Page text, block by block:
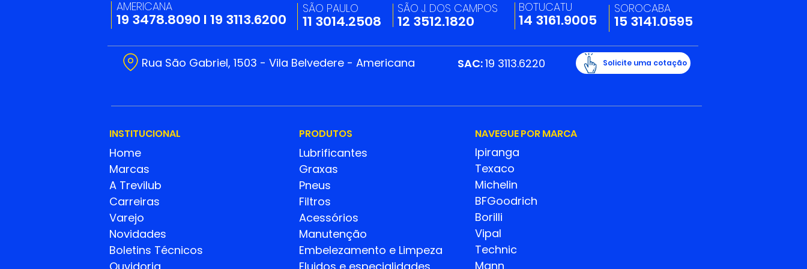
AMERICANA
19 3478.8090 I19 3113.6200
SÃO PAULO
11 3014.2508
SÃO J. DOS CAMPOS
12 3512.1820
BOTUCATU
14 3161.9005
SOROCABA
15 3141.0595
Rua São Gabriel, 1503 - Vila Belvedere - Americana SAC:19 3113.6220
INSTITUCIONAL
Home
Marcas
A Trevilub
Carreiras
Varejo
Novidades
Boletins Técnicos
PRODUTOS
Lubrificantes
Graxas
Pneus
Filtros
Acessórios
Manutenção
Embelezamento e Limpeza
NAVEGUE POR MARCA
Ipiranga
Texaco
Michelin
BFGoodrich
Borilli
Vipal
Technic
Mann
Solicite uma cotação